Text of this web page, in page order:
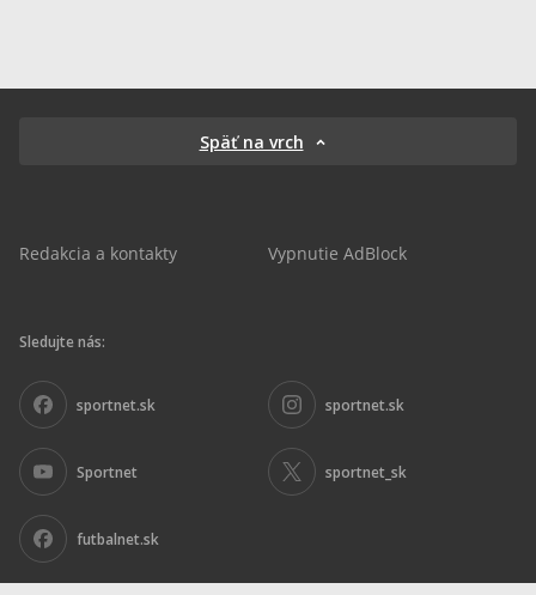
Späť na vrch
Redakcia a kontakty Vypnutie AdBlock
Sledujte nás:
sportnet.sk sportnet.sk
Sportnet sportnet_sk
futbalnet.sk